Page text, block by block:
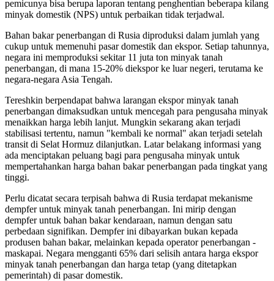
pemicunya bisa berupa laporan tentang penghentian beberapa kilang
minyak domestik (NPS) untuk perbaikan tidak terjadwal.
Bahan bakar penerbangan di Rusia diproduksi dalam jumlah yang
cukup untuk memenuhi pasar domestik dan ekspor. Setiap tahunnya,
negara ini memproduksi sekitar 11 juta ton minyak tanah
penerbangan, di mana 15-20% diekspor ke luar negeri, terutama ke
negara-negara Asia Tengah.
Tereshkin berpendapat bahwa larangan ekspor minyak tanah
penerbangan dimaksudkan untuk mencegah para pengusaha minyak
menaikkan harga lebih lanjut. Mungkin sekarang akan terjadi
stabilisasi tertentu, namun "kembali ke normal" akan terjadi setelah
transit di Selat Hormuz dilanjutkan. Latar belakang informasi yang
ada menciptakan peluang bagi para pengusaha minyak untuk
mempertahankan harga bahan bakar penerbangan pada tingkat yang
tinggi.
Perlu dicatat secara terpisah bahwa di Rusia terdapat mekanisme
dempfer untuk minyak tanah penerbangan. Ini mirip dengan
dempfer untuk bahan bakar kendaraan, namun dengan satu
perbedaan signifikan. Dempfer ini dibayarkan bukan kepada
produsen bahan bakar, melainkan kepada operator penerbangan -
maskapai. Negara mengganti 65% dari selisih antara harga ekspor
minyak tanah penerbangan dan harga tetap (yang ditetapkan
pemerintah) di pasar domestik.